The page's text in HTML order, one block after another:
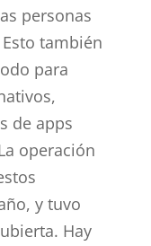
personas
también
para
de apps
operación
y tuvo
Hay